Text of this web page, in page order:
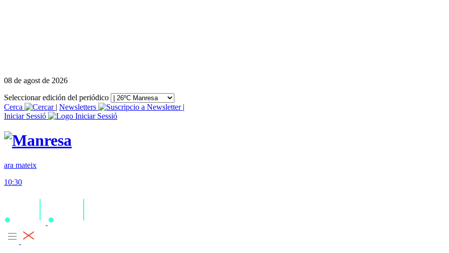
08 de agost de 2026
Seleccionar edición del periódico
Cerca
| Newsletters
|
Iniciar Sessió
ara mateix
10:30